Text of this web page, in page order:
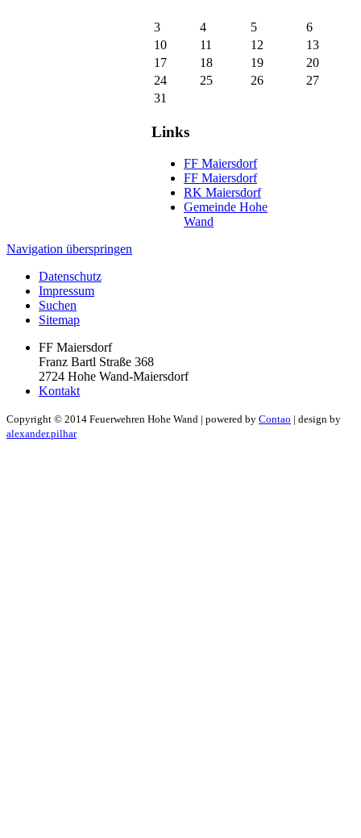
3 4 5
6
10
11 12
13
17
18 19
20
24
25 26
27
31
Links
FF Maiersdorf
FF Maiersdorf
RK Maiersdorf
Gemeinde Hohe
Wand
Navigation überspringen
Datenschutz
Impressum
Suchen
Sitemap
FF Maiersdorf
Franz Bartl Straße 368
2724 Hohe Wand-Maiersdorf
Kontakt
Copyright © 2014 Feuerwehren Hohe Wand | powered by Contao | design by
alexander.pilhar